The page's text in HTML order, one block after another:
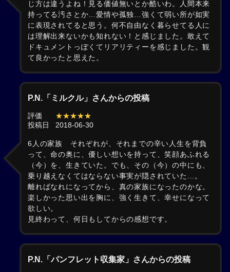
じ方は違うよね！見る価値無いとか酷いわ。人間本来
持ってる汚さとか…愛情や孤独…強くて弱い所が如実
に表現されてると思う。何不自由なく暮らせてる人に
は理解出来ないかも知れない！と感じました。敢えて
ドキュメントっぽくてリアリティーを感じました。観
て良かったと思えた。
P.N.「ミルクル」さんからの投稿
評価
★★★★★
投稿日
2018-06-30
6人の家族 それぞれが、それまでの辛い人生を背負
って、命の奥に、優しい想いを持って、笑顔あふれる
（今）を、生きていた。でも、その（今）の中にも、
乗り越えなくてはならない事実が隠されていた...。
離ればなれになってから、真の家族になったのかな。
楽しかった思い出を胸に、強く生きて、幸せになって
欲しい。
見終わって、何日もしてからの感想です。
P.N.「パンフレット収集家」さんからの投稿